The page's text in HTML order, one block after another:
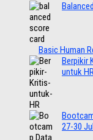
Basic Human
Berpikir
untuk
27-30